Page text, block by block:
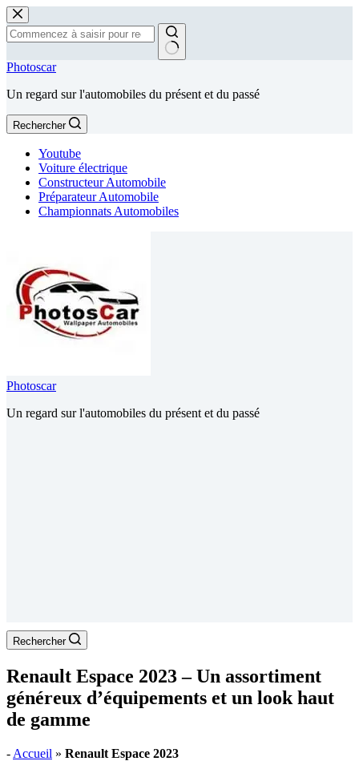
Passer
au
contenu
Aucun
Photoscar
Un regard sur l'automobiles du présent et du passé
Rechercher
Youtube
Voiture électrique
Constructeur Automobile
Préparateur Automobile
Championnats Automobiles
Photoscar
Un regard sur l'automobiles du présent et du passé
Rechercher
Renault Espace 2023 – Un assortiment
généreux d’équipements et un look haut
de gamme
- Accueil » Renault Espace 2023